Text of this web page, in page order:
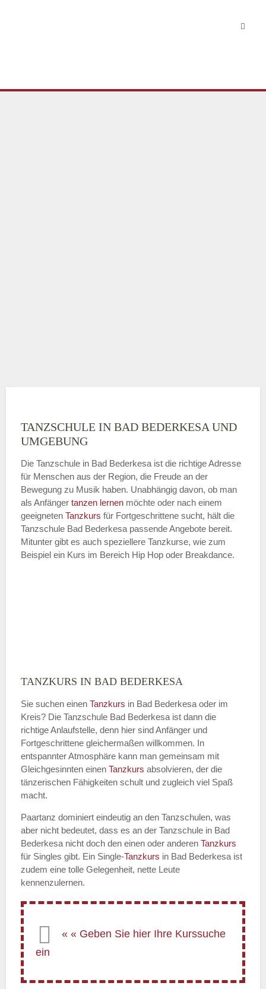
TANZSCHULE IN BAD BEDERKESA UND
UMGEBUNG
Die Tanzschule in Bad Bederkesa ist die richtige Adresse
für Menschen aus der Region, die Freude an der
Bewegung zu Musik haben. Unabhängig davon, ob man
als Anfänger tanzen lernen möchte oder nach einem
geeigneten Tanzkurs für Fortgeschrittene sucht, hält die
Tanzschule Bad Bederkesa passende Angebote bereit.
Mitunter gibt es auch speziellere Tanzkurse, wie zum
Beispiel ein Kurs im Bereich Hip Hop oder Breakdance.
TANZKURS IN BAD BEDERKESA
Sie suchen einen Tanzkurs in Bad Bederkesa oder im
Kreis? Die Tanzschule Bad Bederkesa ist dann die
richtige Anlaufstelle, denn hier sind Anfänger und
Fortgeschrittene gleichermaßen willkommen. In
entspannter Atmosphäre kann man gemeinsam mit
Gleichgesinnten einen Tanzkurs absolvieren, der die
tänzerischen Fähigkeiten schult und zugleich viel Spaß
macht.
Paartanz dominiert eindeutig an den Tanzschulen, was
aber nicht bedeutet, dass es an der Tanzschule in Bad
Bederkesa nicht doch den einen oder anderen Tanzkurs
für Singles gibt. Ein Single-Tanzkurs in Bad Bederkesa ist
zudem eine tolle Gelegenheit, nette Leute
kennenzulernen.